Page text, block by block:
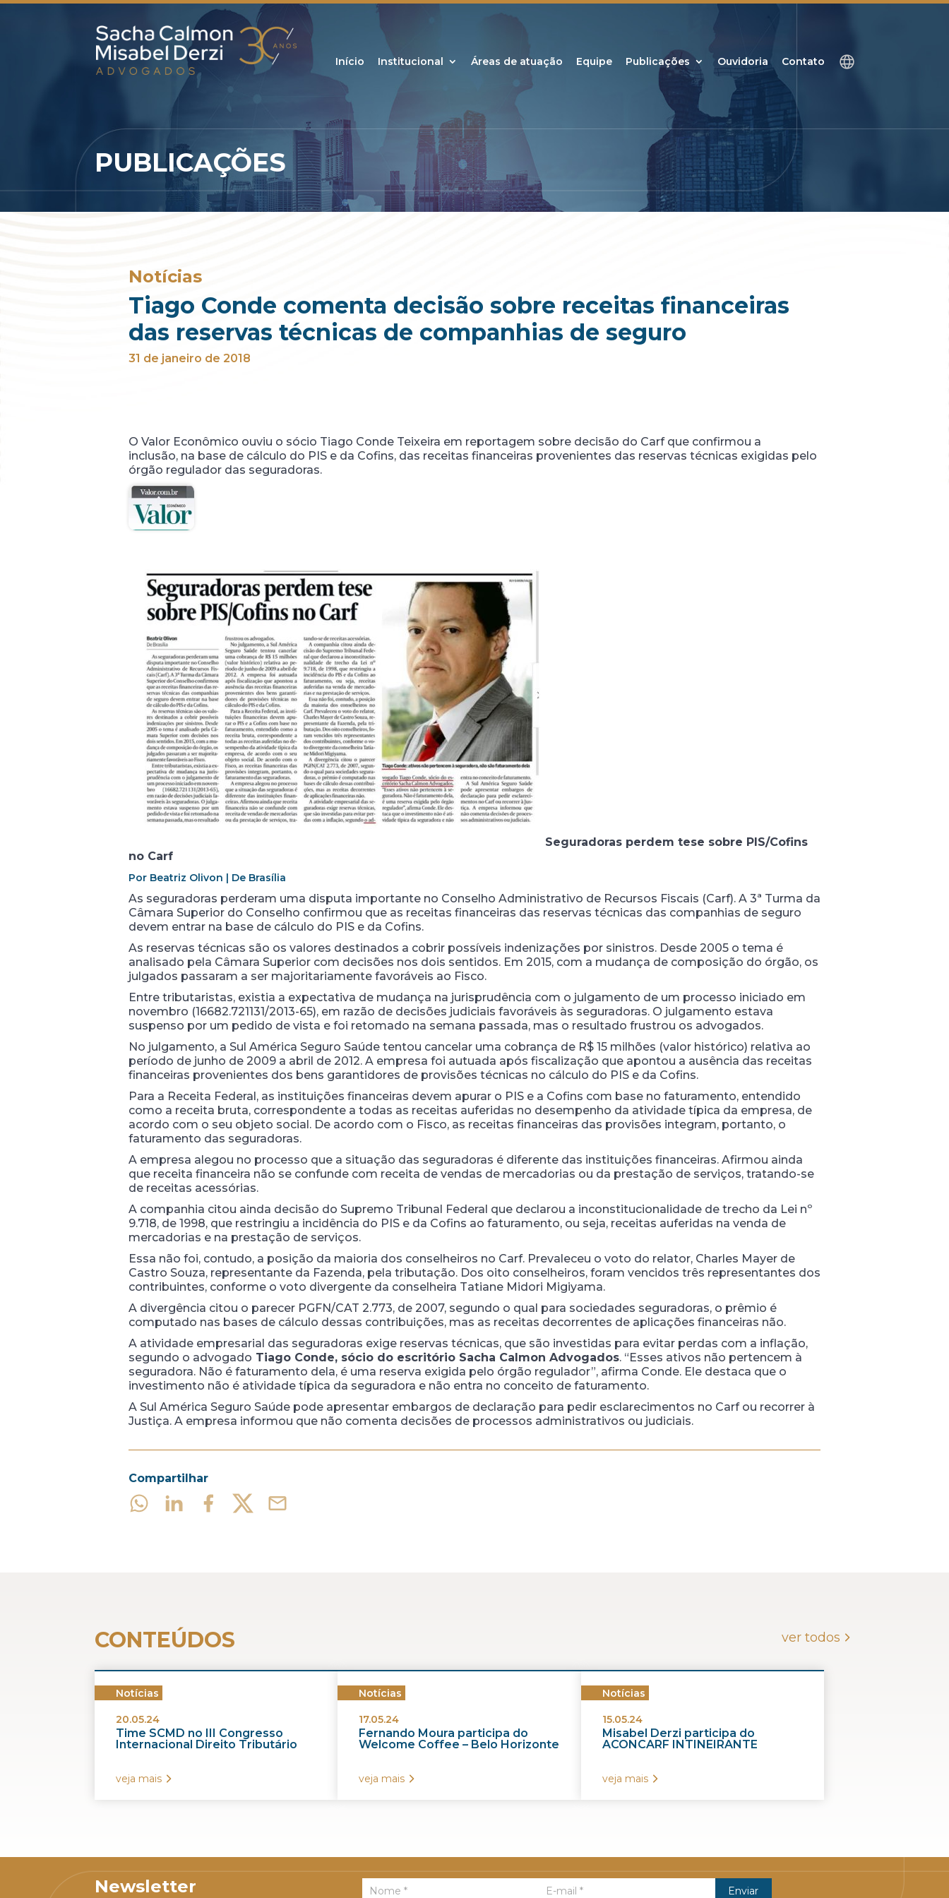
Início Institucional Áreas de atuação Equipe Publicações Ouvidoria Contato
PUBLICAÇÕES
Notícias
Tiago Conde comenta decisão sobre receitas financeiras
das reservas técnicas de companhias de seguro
31 de janeiro de 2018
O Valor Econômico ouviu o sócio Tiago Conde Teixeira em reportagem sobre decisão do Carf que confirmou a
inclusão, na base de cálculo do PIS e da Cofins, das receitas financeiras provenientes das reservas técnicas exigidas pelo
órgão regulador das seguradoras.
Seguradoras perdem tese sobre PIS/Cofins
no Carf
Por Beatriz Olivon | De Brasília
As seguradoras perderam uma disputa importante no Conselho Administrativo de Recursos Fiscais (Carf). A 3ª Turma da
Câmara Superior do Conselho confirmou que as receitas financeiras das reservas técnicas das companhias de seguro
devem entrar na base de cálculo do PIS e da Cofins.
As reservas técnicas são os valores destinados a cobrir possíveis indenizações por sinistros. Desde 2005 o tema é
analisado pela Câmara Superior com decisões nos dois sentidos. Em 2015, com a mudança de composição do órgão, os
julgados passaram a ser majoritariamente favoráveis ao Fisco.
Entre tributaristas, existia a expectativa de mudança na jurisprudência com o julgamento de um processo iniciado em
novembro (16682.721131/2013-65), em razão de decisões judiciais favoráveis às seguradoras. O julgamento estava
suspenso por um pedido de vista e foi retomado na semana passada, mas o resultado frustrou os advogados.
No julgamento, a Sul América Seguro Saúde tentou cancelar uma cobrança de R$ 15 milhões (valor histórico) relativa ao
período de junho de 2009 a abril de 2012. A empresa foi autuada após fiscalização que apontou a ausência das receitas
financeiras provenientes dos bens garantidores de provisões técnicas no cálculo do PIS e da Cofins.
Para a Receita Federal, as instituições financeiras devem apurar o PIS e a Cofins com base no faturamento, entendido
como a receita bruta, correspondente a todas as receitas auferidas no desempenho da atividade típica da empresa, de
acordo com o seu objeto social. De acordo com o Fisco, as receitas financeiras das provisões integram, portanto, o
faturamento das seguradoras.
A empresa alegou no processo que a situação das seguradoras é diferente das instituições financeiras. Afirmou ainda
que receita financeira não se confunde com receita de vendas de mercadorias ou da prestação de serviços, tratando-se
de receitas acessórias.
A companhia citou ainda decisão do Supremo Tribunal Federal que declarou a inconstitucionalidade de trecho da Lei nº
9.718, de 1998, que restringiu a incidência do PIS e da Cofins ao faturamento, ou seja, receitas auferidas na venda de
mercadorias e na prestação de serviços.
Essa não foi, contudo, a posição da maioria dos conselheiros no Carf. Prevaleceu o voto do relator, Charles Mayer de
Castro Souza, representante da Fazenda, pela tributação. Dos oito conselheiros, foram vencidos três representantes dos
contribuintes, conforme o voto divergente da conselheira Tatiane Midori Migiyama.
A divergência citou o parecer PGFN/CAT 2.773, de 2007, segundo o qual para sociedades seguradoras, o prêmio é
computado nas bases de cálculo dessas contribuições, mas as receitas decorrentes de aplicações financeiras não.
A atividade empresarial das seguradoras exige reservas técnicas, que são investidas para evitar perdas com a inflação,
segundo o advogado Tiago Conde, sócio do escritório Sacha Calmon Advogados. “Esses ativos não pertencem à
seguradora. Não é faturamento dela, é uma reserva exigida pelo órgão regulador”, afirma Conde. Ele destaca que o
investimento não é atividade típica da seguradora e não entra no conceito de faturamento.
A Sul América Seguro Saúde pode apresentar embargos de declaração para pedir esclarecimentos no Carf ou recorrer à
Justiça. A empresa informou que não comenta decisões de processos administrativos ou judiciais.
Compartilhar
CONTEÚDOS ver todos
Notícias
20.05.24
Time SCMD no III Congresso
Internacional Direito Tributário
veja mais
Notícias
17.05.24
Fernando Moura participa do
Welcome Coffee – Belo Horizonte
veja mais
Notícias
15.05.24
Misabel Derzi participa do
ACONCARF INTINEIRANTE
veja mais
Newsletter